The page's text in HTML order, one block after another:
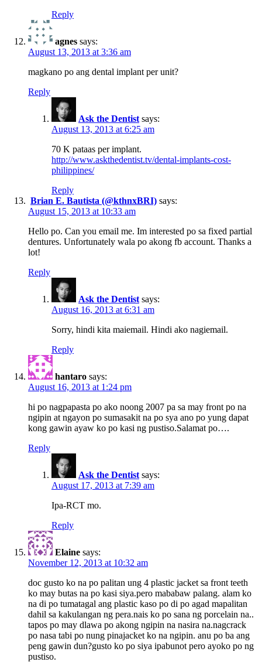
Reply
agnes says:
August 13, 2013 at 3:36 am
magkano po ang dental implant per unit?
Reply
Ask the Dentist says:
August 13, 2013 at 6:25 am
70 K pataas per implant.
http://www.askthedentist.tv/dental-implants-cost-
philippines/
Reply
Brian E. Bautista (@kthnxBRI) says:
August 15, 2013 at 10:33 am
Hello po. Can you email me. Im interested po sa fixed partial
dentures. Unfortunately wala po akong fb account. Thanks a
lot!
Reply
Ask the Dentist says:
August 16, 2013 at 6:31 am
Sorry, hindi kita maiemail. Hindi ako nagiemail.
Reply
hantaro says:
August 16, 2013 at 1:24 pm
hi po nagpapasta po ako noong 2007 pa sa may front po na
ngipin at ngayon po sumasakit na po sya ano po yung dapat
kong gawin ayaw ko po kasi ng pustiso.Salamat po….
Reply
Ask the Dentist says:
August 17, 2013 at 7:39 am
Ipa-RCT mo.
Reply
Elaine says:
November 12, 2013 at 10:32 am
doc gusto ko na po palitan ung 4 plastic jacket sa front teeth
ko may butas na po kasi siya.pero mababaw palang. alam ko
na di po tumatagal ang plastic kaso po di po agad mapalitan
dahil sa kakulangan ng pera.nais ko po sana ng porcelain na..
tapos po may dlawa po akong ngipin na nasira na.nagcrack
po nasa tabi po nung pinajacket ko na ngipin. anu po ba ang
peng gawin dun?gusto ko po siya ipabunot pero ayoko po ng
pustiso.